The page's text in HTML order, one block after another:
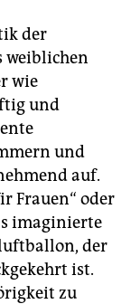
der
weiblichen
wie
und
und
auf.
Frauen“ oder
imaginierte
der
ist.
zu